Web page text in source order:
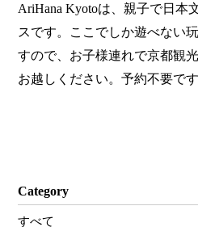
AriHana Kyotoは、親子で日本
スです。ここでしか遊べない
すので、お子様連れで京都観
お越しください。予約不要です
Category
すべて